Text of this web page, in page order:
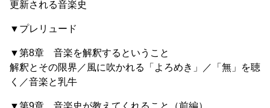
更新される音楽史
▼プレリュード
▼第8章 音楽を解釈するということ
解釈とその限界／風に吹かれる「よろめき」／「無」を聴
く／音楽と乳牛
▼第9章 音楽史が教えてくれること（前編）